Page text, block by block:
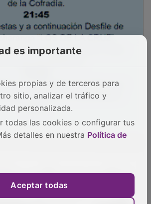
es importante
propias y de terceros para
sitio, analizar el tráfico y
personalizada.
todas las cookies o configurar tus
detalles en nuestra Política de
Aceptar todas